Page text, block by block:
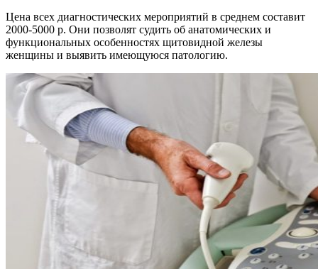
Цена всех диагностических мероприятий в среднем составит
2000-5000 р. Они позволят судить об анатомических и
функциональных особенностях щитовидной железы
женщины и выявить имеющуюся патологию.